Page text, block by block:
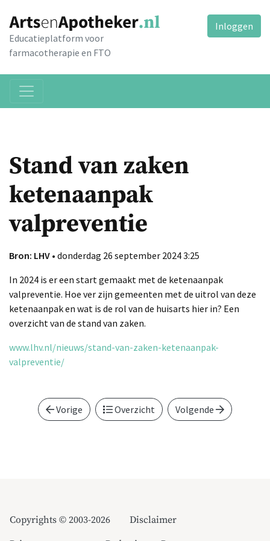
Educatieplatform voor
farmacotherapie en FTO
Inloggen
Stand van zaken
ketenaanpak
valpreventie
Bron: LHV • donderdag 26 september 2024 3:25
In 2024 is er een start gemaakt met de ketenaanpak
valpreventie. Hoe ver zijn gemeenten met de uitrol van deze
ketenaanpak en wat is de rol van de huisarts hier in? Een
overzicht van de stand van zaken.
www.lhv.nl/nieuws/stand-van-zaken-ketenaanpak-
valpreventie/
Vorige Overzicht Volgende
Copyrights © 2003-2026
Disclaimer